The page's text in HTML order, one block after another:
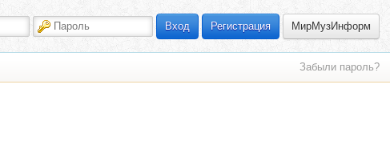
Вход Регистрация МирМузИнформ
Забыли пароль?